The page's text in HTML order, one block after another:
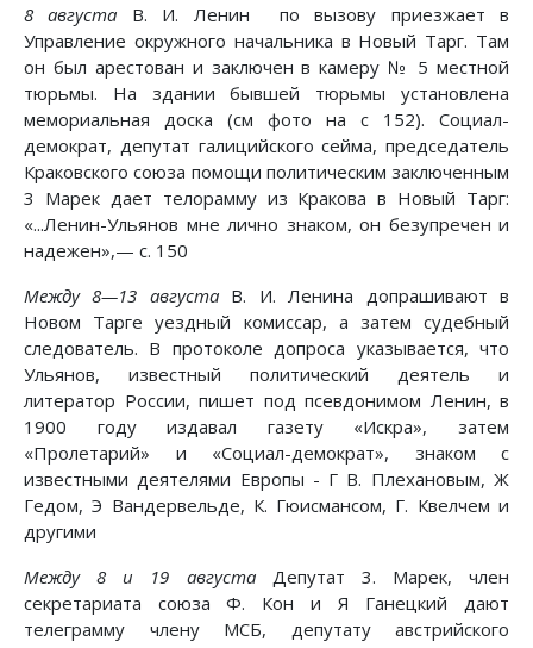
8 августа В. И. Ленин по вызову приезжает в
Управление окружного начальника в Новый Тарг. Там
он был арестован и заключен в камеру № 5 местной
тюрьмы. На здании бывшей тюрьмы установлена
мемориальная доска (см фото на с 152). Социал-
демократ, депутат галицийского сейма, председатель
Краковского союза помощи политическим заключенным
3 Марек дает телорамму из Кракова в Новый Тарг:
«...Ленин-Ульянов мне лично знаком, он безупречен и
надежен»,— с. 150
Между 8—13 августа В. И. Ленина допрашивают в
Новом Tapгe уездный комиссар, а затем судебный
следователь. В протоколе допроса указывается, что
Ульянов, известный политический деятель и
литератор России, пишет под псевдонимом Ленин, в
1900 году издавал газету «Искра», затем
«Пролетарий» и «Социал-демократ», знаком с
известными деятелями Европы - Г В. Плехановым, Ж
Гедом, Э Вандервельде, К. Гюисмансом, Г. Квелчем и
другими
Между 8 и 19 августа Депутат 3. Марек, член
секретариата союза Ф. Кон и Я Ганецкий дают
телеграмму члену МСБ, депутату австрийского